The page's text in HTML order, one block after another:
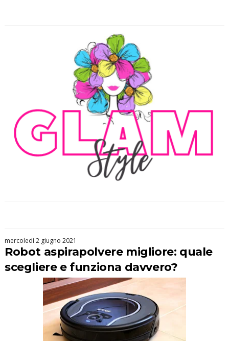
mercoledì 2 giugno 2021
Robot aspirapolvere migliore: quale
scegliere e funziona davvero?